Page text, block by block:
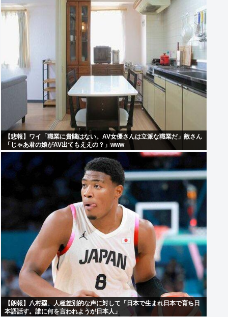
【悲報】ワイ「職業に貴賤はない。AV女優さんは立派な職業だ」敵さん
「じゃあ君の娘がAV出てもええの？」www
【朗報】八村塁、人種差別的な声に対して「日本で生まれ日本で育ち日
本語話す。誰に何を言われようが日本人」